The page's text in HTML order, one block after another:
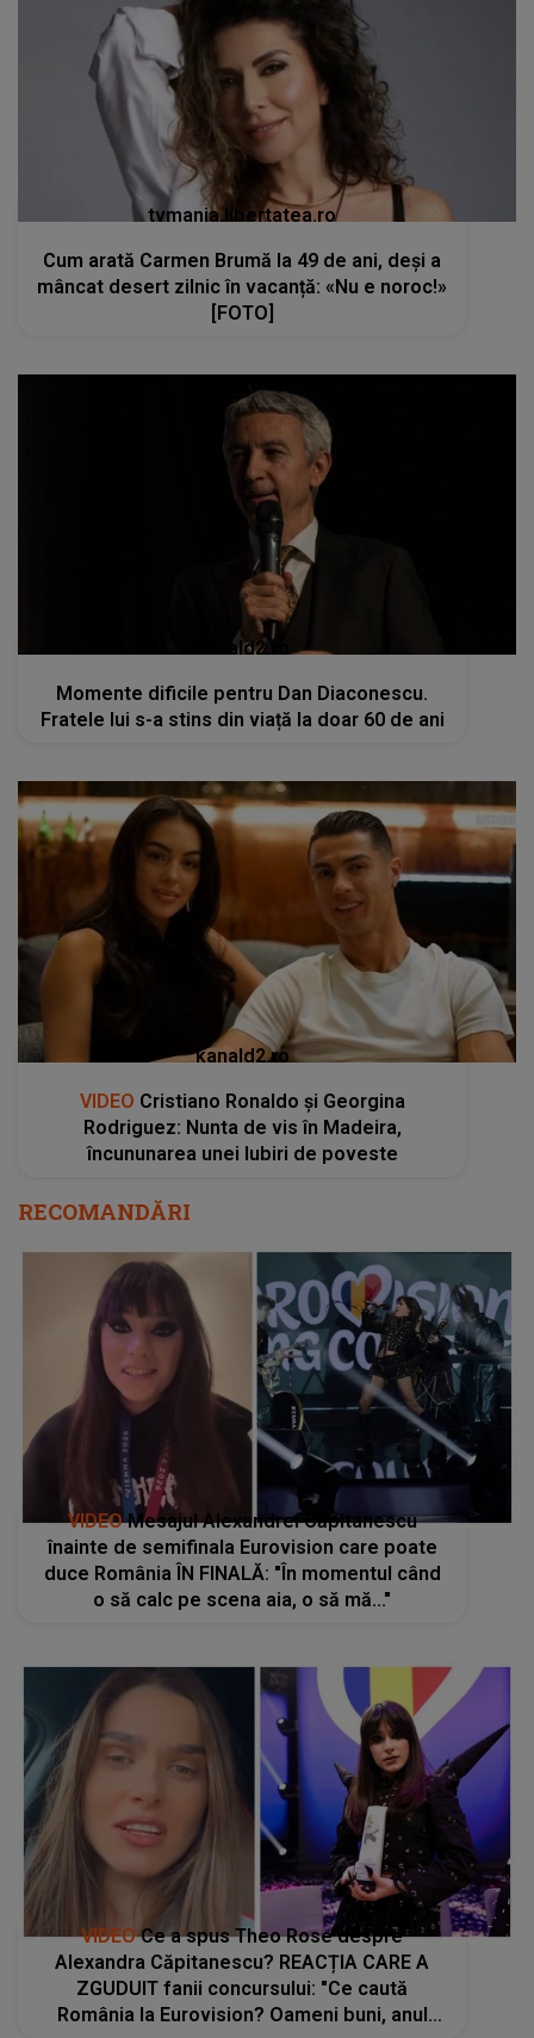
tvmania.libertatea.ro
Cum arată Carmen Brumă la 49 de ani, deși a
mâncat desert zilnic în vacanță: «Nu e noroc!»
[FOTO]
kanald2.ro
Momente dificile pentru Dan Diaconescu.
Fratele lui s-a stins din viață la doar 60 de ani
kanald2.ro
VIDEO Cristiano Ronaldo și Georgina
Rodriguez: Nunta de vis în Madeira,
încununarea unei Iubiri de poveste
RECOMANDĂRI
VIDEOMesajul Alexandrei Căpitanescu
înainte de semifinala Eurovision care poate
duce România ÎN FINALĂ: "În momentul când
o să calc pe scena aia, o să mă..."
VIDEOCe a spus Theo Rose despre
Alexandra Căpitanescu? REACȚIA CARE A
ZGUDUIT fanii concursului: "Ce caută
România la Eurovision? Oameni buni, anul